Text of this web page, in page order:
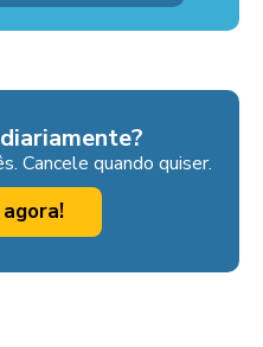
Cancele quando quiser.